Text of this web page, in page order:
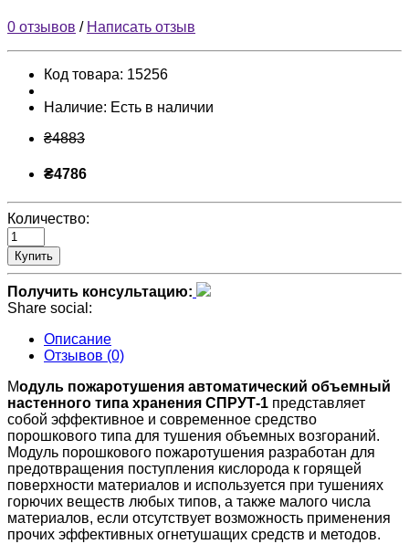
0 отзывов / Написать отзыв
Код товара: 15256
Наличие: Есть в наличии
₴4883
₴4786
Количество:
Купить
Получить консультацию:
Share social:
Описание
Отзывов (0)
Модуль пожаротушения автоматический объемный
настенного типа хранения СПРУТ-1 представляет
собой эффективное и современное средство
порошкового типа для тушения объемных возгораний.
Модуль порошкового пожаротушения разработан для
предотвращения поступления кислорода к горящей
поверхности материалов и используется при тушениях
горючих веществ любых типов, а также малого числа
материалов, если отсутствует возможность применения
прочих эффективных огнетушащих средств и методов.